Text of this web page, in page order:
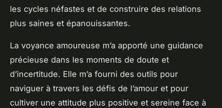
les cycles néfastes et de construire des relations
plus saines et épanouissantes.
La voyance amoureuse m’a apporté une guidance
précieuse dans les moments de doute et
d’incertitude. Elle m’a fourni des outils pour
naviguer à travers les défis de l’amour et pour
cultiver une attitude plus positive et sereine face à